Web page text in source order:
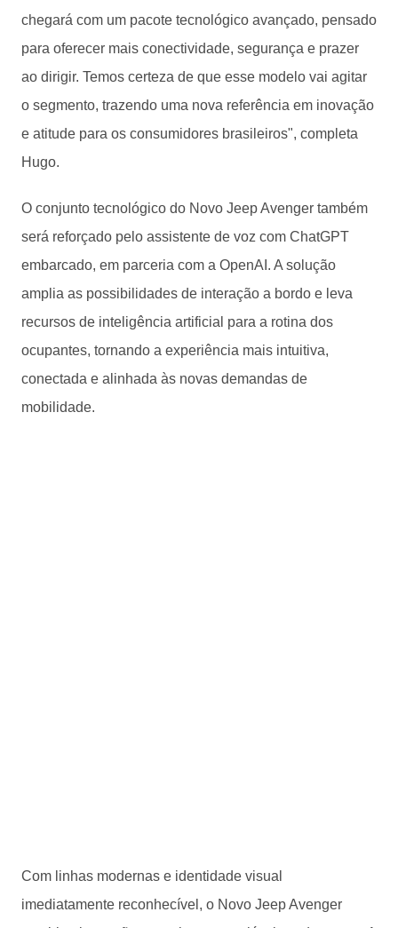
chegará com um pacote tecnológico avançado, pensado
para oferecer mais conectividade, segurança e prazer
ao dirigir. Temos certeza de que esse modelo vai agitar
o segmento, trazendo uma nova referência em inovação
e atitude para os consumidores brasileiros", completa
Hugo.
O conjunto tecnológico do Novo Jeep Avenger também
será reforçado pelo assistente de voz com ChatGPT
embarcado, em parceria com a OpenAI. A solução
amplia as possibilidades de interação a bordo e leva
recursos de inteligência artificial para a rotina dos
ocupantes, tornando a experiência mais intuitiva,
conectada e alinhada às novas demandas de
mobilidade.
Com linhas modernas e identidade visual
imediatamente reconhecível, o Novo Jeep Avenger